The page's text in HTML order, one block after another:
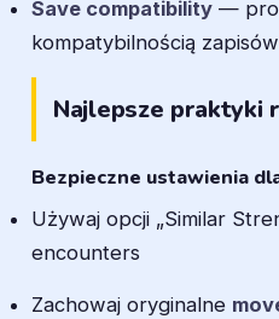
Save compatibility —
kompatybilnością zapisów
Najlepsze praktyki
Bezpieczne ustawienia
Używaj opcji „Similar
encounters
Zachowaj oryginalne